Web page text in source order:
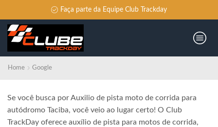
Faça parte da Equipe Club Trackday
Home Google
Se você busca por Auxilio de pista moto de corrida para
autódromo Taciba, você veio ao lugar certo! O Club
TrackDay oferece auxílio de pista para motos de corrida,